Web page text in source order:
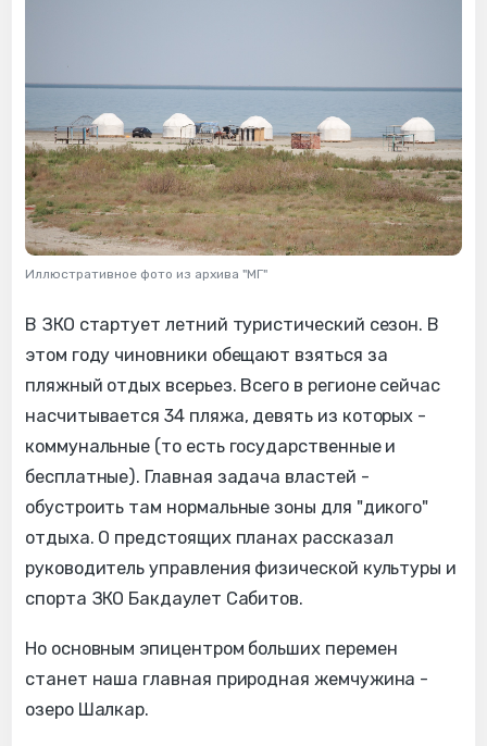
Иллюстративное фото из архива "МГ"
В ЗКО стартует летний туристический сезон. В
этом году чиновники обещают взяться за
пляжный отдых всерьез. Всего в регионе сейчас
насчитывается 34 пляжа, девять из которых -
коммунальные (то есть государственные и
бесплатные). Главная задача властей -
обустроить там нормальные зоны для "дикого"
отдыха. О предстоящих планах рассказал
руководитель управления физической культуры и
спорта ЗКО Бакдаулет Сабитов.
Но основным эпицентром больших перемен
станет наша главная природная жемчужина -
озеро Шалкар.